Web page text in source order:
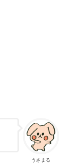
うさまる